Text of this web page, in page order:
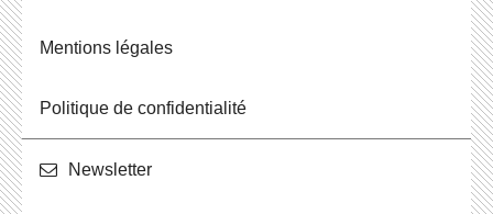
Men­tions légales
Po­li­tique de confidentialité
News­let­ter